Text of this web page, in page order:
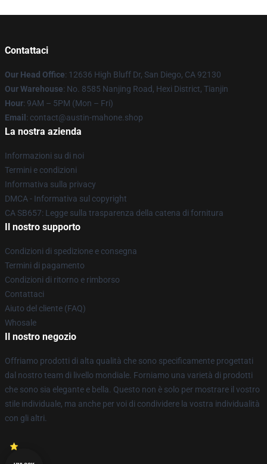
Contattaci
Our Head Office: 12636 High Bluff Dr, San Diego, CA 92130
Our Warehouse: No. 8585 Nanjing Road, Hexi District, Tianjin
Hour: 9AM – 5PM (Mon – Fri)
Email : contact@austin-mahone.shop
La nostra azienda
Informazioni su di noi
Termini e condizioni
Informativa sulla privacy
DMCA - Informativa sul copyright
CA SB657: Legge sulla trasparenza della catena di fornitura
Il nostro supporto
Condizioni di spedizione e consegna
Termini di pagamento
Condizioni di ritorno e rimborso
Contattaci
Aiuto del cliente (FAQ)
Whosale
Il nostro negozio
Offriamo prodotti di alta qualità che sono specificamente progettati
dal nostro team di livello mondiale. Forniamo una varietà di prodotti
che sono sia elegante e bella. Questo non è solo per mostrare il vostro
stile individuale, ma anche per voi di condividere la vostra individualità
con gli altri.